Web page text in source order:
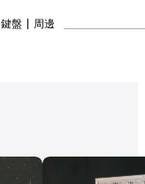
鍵盤 周邊